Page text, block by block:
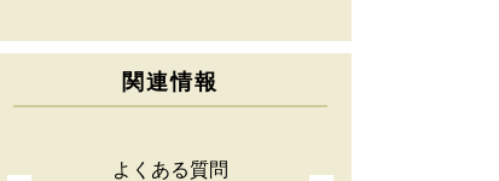
関連情報
よくある質問